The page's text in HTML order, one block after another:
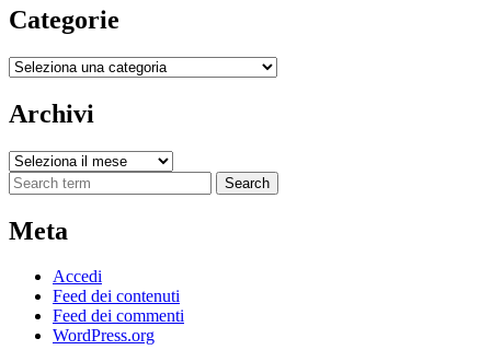
Categorie
Categorie
Archivi
Archivi
Search
Meta
Accedi
Feed dei contenuti
Feed dei commenti
WordPress.org